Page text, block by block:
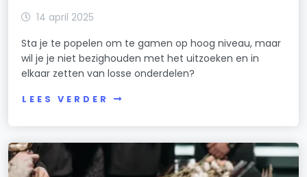
14 april 2025
Sta je te popelen om te gamen op hoog niveau, maar
wil je je niet bezighouden met het uitzoeken en in
elkaar zetten van losse onderdelen?
LEES VERDER